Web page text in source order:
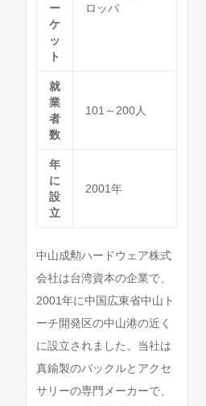
ー
ケ
ッ
ト
ロッパ
就
業
者
数
101～200人
年
に
設
立
2001年
中山成勲ハードウェア株式
会社は台湾資本の企業で、
2001年に中国広東省中山ト
ーチ開発区の中山港の近く
に設立されました。当社は
真鍮製のバックルとアクセ
サリーの専門メーカーで、